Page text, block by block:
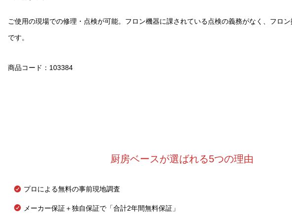
ご使用の現場での修理・点検が可能。フロン機器に課されている点検の義務がなく、フロ
です。
商品コード：103384
厨房ベースが選ばれる5つの理由
プロによる無料の事前現地調査
メーカー保証＋独自保証で「合計2年間無料保証」